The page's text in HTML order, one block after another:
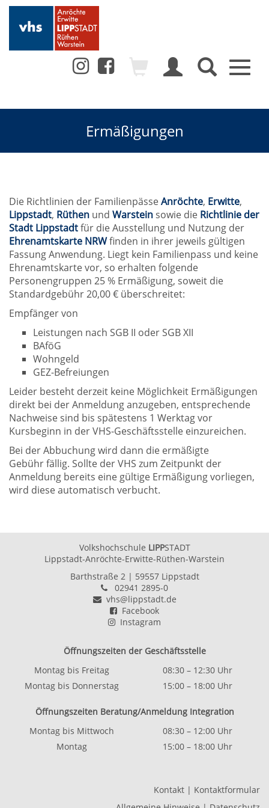
Toggle
Ermäßigungen
Die Richtlinien der FamilienpässeAnröchte, Erwitte,
Lippstadt, Rüthen und Warsteinsowie die Richtlinie der
Stadt Lippstadtfür die Ausstellung und Nutzung der
Ehrenamtskarte NRWfinden in ihrer jeweils gültigen
Fassung Anwendung. Liegt kein Familienpass und keine
Ehrenamtskarte vor, so erhalten folgende
Personengruppen 25 % Ermäßigung, soweit die
Standardgebühr 20,00 € überschreitet:
Empfänger von
Leistungen nach SGB II oder SGB XII
BAföG
Wohngeld
GEZ-Befreiungen
Leider besteht derzeit keine Möglichkeit Ermäßigungen
direkt bei der Anmeldung anzugeben, entsprechende
Nachweise sind bis spätestens 1 Werktag vor
Kursbeginn in der VHS-Geschäftsstelle einzureichen.
Bei der Abbuchung wird dann die ermäßigte
Gebühr fällig. Sollte der VHS zum Zeitpunkt der
Anmeldung bereits eine gültige Ermäßigung vorliegen,
wird diese automatisch verbucht.
Volkshochschule LIPPSTADT
Lippstadt-Anröchte-Erwitte-Rüthen-Warstein
Barthstraße 2| 59557 Lippstadt
02941 2895-0
vhs@lippstadt.de
Facebook
Instagram
Öffnungszeiten der Geschäftsstelle
Montag bis Freitag
08:30 – 12:30 Uhr
Montag bis Donnerstag
15:00 – 18:00 Uhr
Öffnungszeiten Beratung/Anmeldung Integration
Montag bis Mittwoch
08:30 – 12:00 Uhr
Montag
15:00 – 18:00 Uhr
Kontakt | Kontaktformular